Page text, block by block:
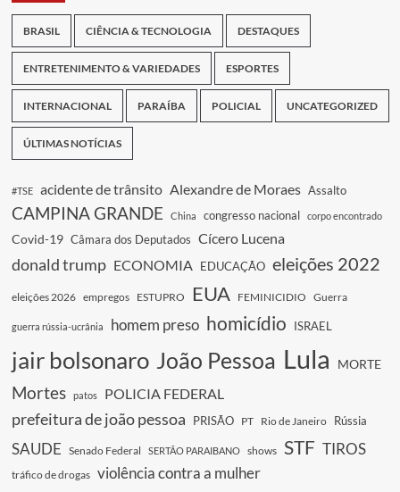
BRASIL CIÊNCIA & TECNOLOGIA DESTAQUES
ENTRETENIMENTO & VARIEDADES ESPORTES
INTERNACIONAL PARAÍBA POLICIAL UNCATEGORIZED
ÚLTIMAS NOTÍCIAS
#TSE acidente de trânsito Alexandre de Moraes Assalto
CAMPINA GRANDE China congresso nacional corpo encontrado
Covid-19 Câmara dos Deputados Cícero Lucena
donald trump ECONOMIA EDUCAÇÃO eleições 2022
eleições 2026 empregos ESTUPRO EUA FEMINICIDIO Guerra
guerra rússia-ucrânia homem preso homicídio ISRAEL
jair bolsonaro João Pessoa Lula MORTE
Mortes patos POLICIA FEDERAL
prefeitura de joão pessoa PRISÃO PT Rio de Janeiro Rússia
SAUDE Senado Federal SERTÃO PARAIBANO shows STF TIROS
tráfico de drogas violência contra a mulher